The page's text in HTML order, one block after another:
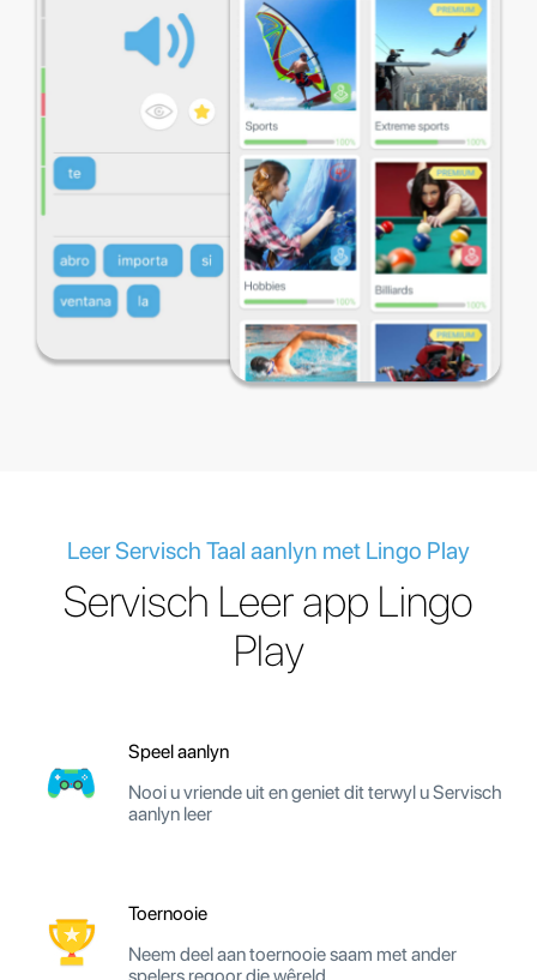
Leer Servisch Taal aanlyn met Lingo Play
Servisch Leer app Lingo
Play
Speel aanlyn
Nooi u vriende uit en geniet dit terwyl u Servisch
aanlyn leer
Toernooie
Neem deel aan toernooie saam met ander
spelers regoor die wêreld